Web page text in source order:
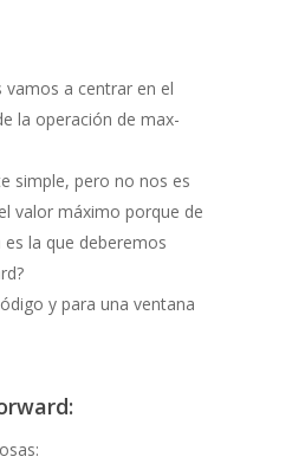
a centrar en el
la operación de max-
simple, pero no nos es
valor máximo porque de
la que deberemos
y para una ventana